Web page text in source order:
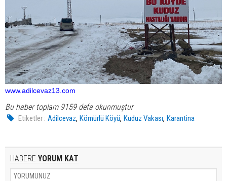
www.adilcevaz13.com
Bu haber toplam 9159 defa okunmuştur
Etiketler : Adilcevaz,Kömürlü Köyü,Kuduz Vakası,Karantina
HABERE YORUM KAT